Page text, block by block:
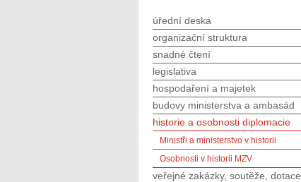
úřední deska
organizační struktura
snadné čtení
legislativa
hospodaření a majetek
budovy ministerstva a ambasád
historie a osobnosti diplomacie
Ministři a ministerstvo v historii
Osobnosti v historii MZV
veřejné zakázky, soutěže, dotace